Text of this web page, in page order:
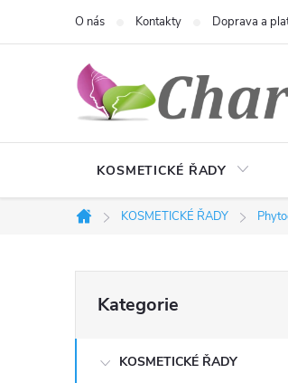
O nás Kontakty Doprava a
KOSMETICKÉ ŘADY
Domů
KOSMETICKÉ ŘADY
o
kategorie
Kategorie
KOSMETICKÉ ŘADY